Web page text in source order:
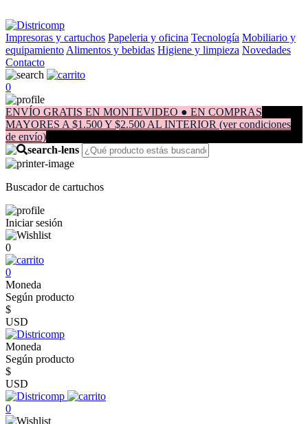
Impresoras y cartuchos Papeleria y oficina Tecnología Mobiliario y
equipamiento Alimentos y bebidas Higiene y limpieza Novedades
Contacto
0
ENVÍO GRATIS EN MONTEVIDEO ● EN COMPRAS
MAYORES A $1.500 Y $2.500 AL INTERIOR (ver condiciones
de envío)
Buscador de cartuchos
Iniciar sesión
0
0
Moneda
Según producto
$
USD
Moneda
Según producto
$
USD
0